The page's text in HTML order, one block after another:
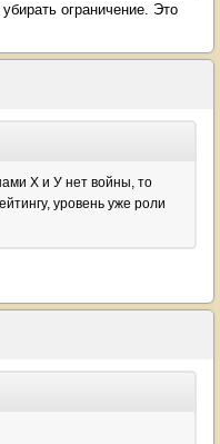
ограничение. Это
Х и У нет войны, то
уровень уже роли